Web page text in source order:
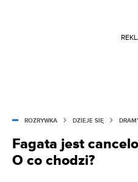
ROZRYWKA DZIEJE SIĘ
Fagata jest
O co chodzi?